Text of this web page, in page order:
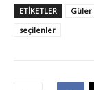
ETIKETLER Güler
seçilenler